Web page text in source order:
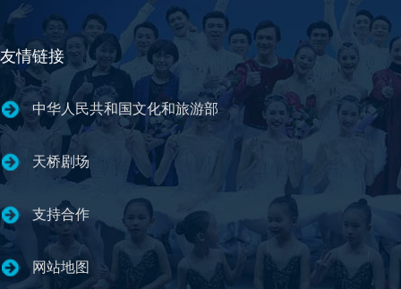
友情链接
中华人民共和国文化和旅游部
天桥剧场
支持合作
网站地图